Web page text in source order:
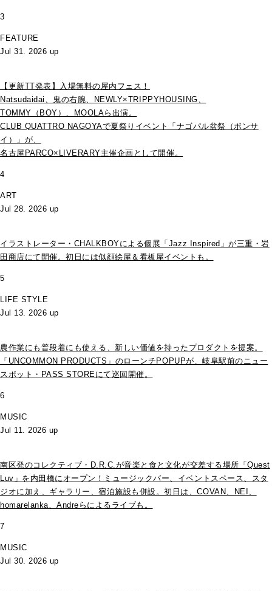
3
FEATURE
Jul 31. 2026 up
【更新TT発表】入場無料の屋内フェス！
Natsudaidai、鬼の右腕、NEWLY×TRIPPYHOUSING、
TOMMY（BOY）、MOOLAら出演。
CLUB QUATTRO NAGOYAで夏祭りイベント「ナゴパル盆祭（ボンサ
イ）」が、
名古屋PARCO×LIVERARY主催企画として開催。
4
ART
Jul 28. 2026 up
イラストレーター・CHALKBOYによる個展「Jazz Inspired」が三重・岩
田商店にて開催。初日には似顔絵屋＆看板屋イベントも。
5
LIFE STYLE
Jul 13. 2026 up
農作業にも普段着にも使える、新しい価値を持ったプロダクトを提案。
「UNCOMMON PRODUCTS」のローンチPOPUPが、岐阜駅前のニュー
スポット・PASS STOREにて巡回開催。
6
MUSIC
Jul 11. 2026 up
南区発のコレクティブ・D.R.C.が⾳楽と⾷と⽂化が交差する場所「Quest
Luv」を内田橋にオープン！ミュージックバー、イベントスペース、スタ
ジオに加え、ギャラリー、宿泊施設も併設。初日は、COVAN、NEI、
homarelanka、Andreらによるライブも。
7
MUSIC
Jul 30. 2026 up